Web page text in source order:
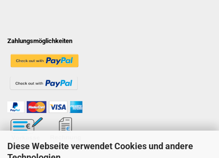
Diese Webseite verwendet Cookies und andere
Zahlungsmöglichkeiten